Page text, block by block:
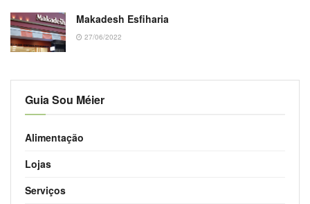
Makadesh Esfiharia
27/06/2022
Guia Sou Méier
Alimentação
Lojas
Serviços